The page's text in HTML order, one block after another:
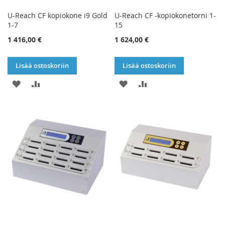
U-Reach CF kopiokone i9 Gold
1-7
1 416,00 €
Lisää ostoskoriin
LISÄÄ
U-Reach CF -kopiokonetorni 1-
15
1 624,00 €
Lisää ostoskoriin
LISÄÄ